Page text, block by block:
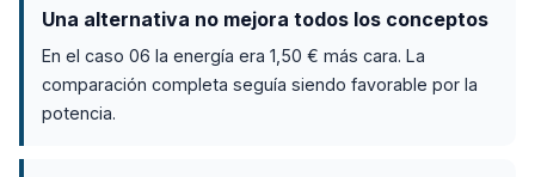
Una alternativa no mejora todos los conceptos
En el caso 06 la energía era 1,50 € más cara. La
comparación completa seguía siendo favorable por la
potencia.